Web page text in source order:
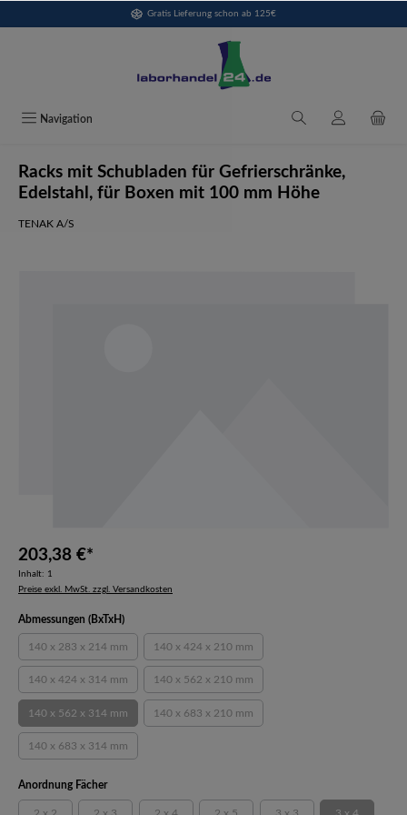
Gratis Lieferung schon ab 125€
Navigation
Racks mit Schubladen für Gefrierschränke,
Edelstahl, für Boxen mit 100 mm Höhe
TENAK A/S
203,38 €*
Inhalt: 1
Preise exkl. MwSt. zzgl. Versandkosten
Abmessungen (BxTxH)auswählen
140 x 283 x 214 mm(Diese Option ist zurzeit nicht verfügbar.)
140 x 424 x 210 mm(Diese Option ist zurzeit nicht verfügbar.)
140 x 424 x 314 mm(Diese Option ist zurzeit nicht verfügbar.)
140 x 562 x 210 mm(Diese Option ist zurzeit nicht verfügbar.)
140 x 562 x 314 mm(Diese Option ist zurzeit nicht verfügbar.)
140 x 683 x 210 mm(Diese Option ist zurzeit nicht verfügbar.)
140 x 683 x 314 mm(Diese Option ist zurzeit nicht verfügbar.)
Anordnung Fächerauswählen